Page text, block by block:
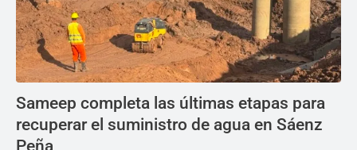
Sameep completa las últimas etapas para
recuperar el suministro de agua en Sáenz
Peña